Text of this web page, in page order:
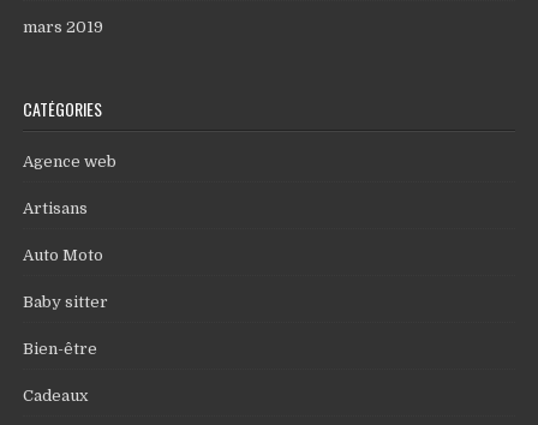
mars 2019
CATÉGORIES
Agence web
Artisans
Auto Moto
Baby sitter
Bien-être
Cadeaux